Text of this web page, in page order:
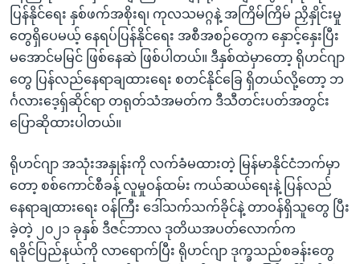
ပြန်နိုင်ရေး နှစ်ဖက်အစိုးရ၊ ကုလသမဂ္ဂနဲ့ အကြိမ်ကြိမ် ညှိနှိုင်းမှု
တွေရှိပေမယ့် နေရပ်ပြန်နိုင်ရေး အစီအစဉ်တွေက နှောင့်နှေးပြီး
မအောင်မမြင် ဖြစ်နေဆဲ ဖြစ်ပါတယ်။ ဒီနှစ်ထဲမှာတော့ ရိုဟင်ဂျာ
တွေ ပြန်လည်နေရာချထားရေး စတင်နိုင်ခြေ ရှိတယ်လို့တော့ ဘ
င်္ဂလားဒေ့ရှ်ဆိုင်ရာ တရုတ်သံအမတ်က ဒီသီတင်းပတ်အတွင်း
ပြောဆိုထားပါတယ်။
ရိုဟင်ဂျာ အသုံးအနှုန်းကို လက်ခံမထားတဲ့ မြန်မာနိုင်ငံဘက်မှာ
တော့ စစ်ကောင်စီခန့် လူမှုဝန်ထမ်း ကယ်ဆယ်ရေးနဲ့ ပြန်လည်
နေရာချထားရေး ဝန်ကြီး ဒေါ်သက်သက်ခိုင်နဲ့ တာဝန်ရှိသူတွေ ပြီး
ခဲ့တဲ့ ၂၀၂၁ ခုနှစ် ဒီဇင်ဘာလ ဒုတိယအပတ်လောက်က
ရခိုင်ပြည်နယ်ကို လာရောက်ပြီး ရိုဟင်ဂျာ ဒုက္ခသည်စခန်းတွေ